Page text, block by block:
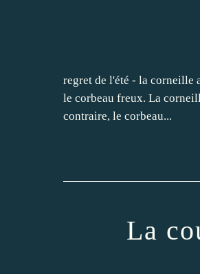
regret de l'été - la corneille
le corbeau freux. La
contraire, le corbeau...
La